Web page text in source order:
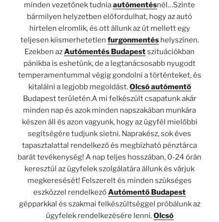
minden vezetőnek tudniaautómentésnél…Szinte
bármilyen helyzetben előfordulhat, hogy az autó
hirtelen elromlik, és ott állunk az út mellett egy
teljesen kiismerhetetlen furgonmentéshelyszínen.
Ezekben azAutómentés Budapestszituációkban
pánikba is eshetünk, de a legtanácsosabb nyugodt
temperamentummal végig gondolni a történteket, és
kitalálni a legjobb megoldást.Olcsó autómentő
Budapest területén.A mi felkészült csapatunk akár
minden nap és azok minden napszakában munkára
készen áll és azon vagyunk, hogy az ügyfél mielőbbi
segítségére tudjunk sietni. Naprakész, sok éves
tapasztalattal rendelkező és megbízható pénztárca
barát tevékenység! A nap teljes hosszában, 0-24 órán
keresztül az ügyfelek szolgálatára állunk és várjuk
megkeresését! Felszerelt és minden szükséges
eszközzel rendelkezőAutómentő Budapest
gépparkkal és szakmai felkészültséggel próbálunk az
ügyfelek rendelkezésére lenni.Olcsó